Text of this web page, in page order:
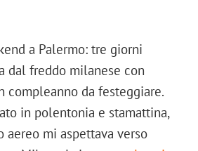
a Palermo: tre giorni
dal freddo milanese con
compleanno da festeggiare.
in polentonia e stamattina,
aereo mi aspettava verso